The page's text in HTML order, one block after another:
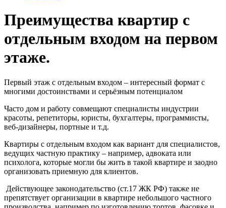
Преимущества квартир с
отдельным входом на первом
этаже.
Первый этаж с отдельным входом – интересный формат с
многими достоинствами и серьёзным потенциалом
Часто дом и работу совмещают специалисты индустрии
красоты, репетиторы, юристы, бухгалтеры, программисты,
веб-дизайнеры, портные и т.д.
Квартиры с отдельным входом как вариант для специалистов,
ведущих частную практику – например, адвоката или
психолога, которые могли бы жить в такой квартире и заодно
организовать приемную для клиентов.
Действующее законодательство (ст.17 ЖК РФ) также не
препятствует организации в квартире небольшого частного